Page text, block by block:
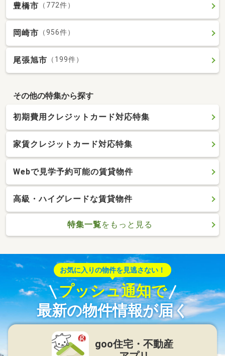
豊橋市 （772件）
岡崎市 （956件）
尾張旭市 （199件）
その他の特集から探す
初期費用クレジットカード対応特集
家賃クレジットカード対応特集
Webで見学予約可能の賃貸物件
高級・ハイグレードな賃貸物件
特集一覧をもっと見る
お気に入りの物件を見逃さない！
プッシュ通知で
最新の物件情報が届く
goo住宅・不動産